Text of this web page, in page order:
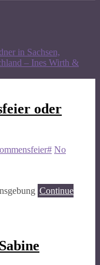
in Sachsen,
– Ines Wirth &
oder
No
Continue